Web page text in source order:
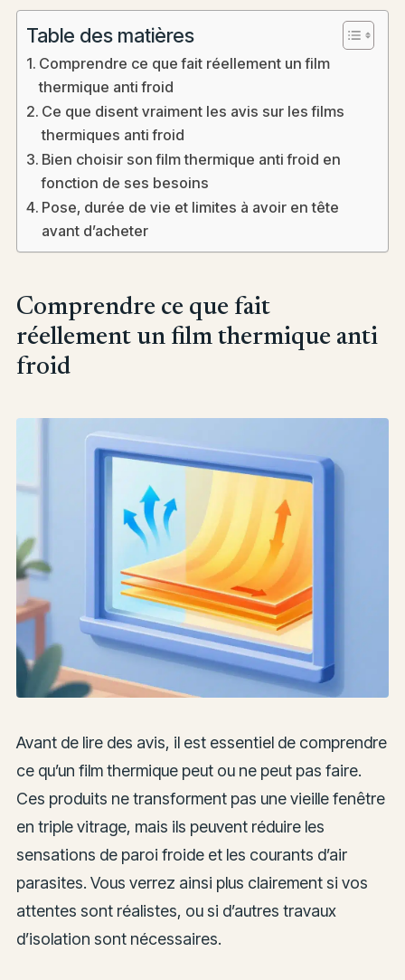
Table des matières
Comprendre ce que fait réellement un film
thermique anti froid
Ce que disent vraiment les avis sur les films
thermiques anti froid
Bien choisir son film thermique anti froid en
fonction de ses besoins
Pose, durée de vie et limites à avoir en tête
avant d’acheter
Comprendre ce que fait
réellement un film thermique anti
froid
Avant de lire des avis, il est essentiel de comprendre
ce qu’un film thermique peut ou ne peut pas faire.
Ces produits ne transforment pas une vieille fenêtre
en triple vitrage, mais ils peuvent réduire les
sensations de paroi froide et les courants d’air
parasites. Vous verrez ainsi plus clairement si vos
attentes sont réalistes, ou si d’autres travaux
d’isolation sont nécessaires.